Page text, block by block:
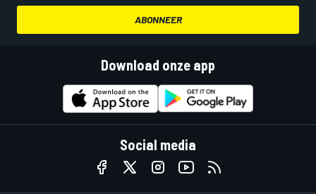
ABONNEER
Download onze app
Social media